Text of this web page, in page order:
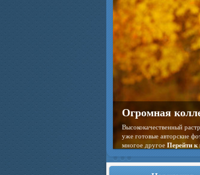
Огромная
Высококачественный
уже готовые авторские
многое другое Перейти